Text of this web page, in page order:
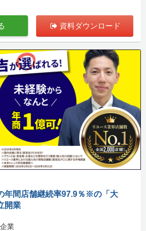
資料ダウンロード
年間店舗継続率97.9％※の「大
開業
業